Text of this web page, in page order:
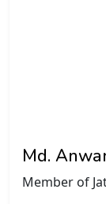
Md.
Member of